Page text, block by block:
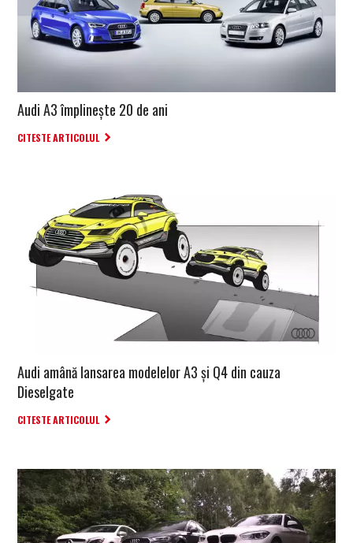
Audi A3 împlinește 20 de ani
CITESTE ARTICOLUL
Audi amână lansarea modelelor A3 și Q4 din cauza
Dieselgate
CITESTE ARTICOLUL